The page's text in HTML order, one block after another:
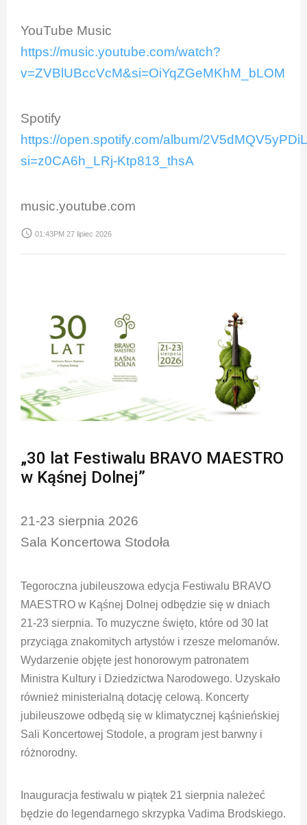
YouTube Music
https://music.youtube.com/watch?
v=ZVBlUBccVcM&si=OiYqZGeMKhM_bLOM
Spotify
https://open.spotify.com/album/
si=z0CA6h_LRj-Ktp813_thsA
music.youtube.com
access_time 01:43PM 27 lipiec 2026
„30 lat Festiwalu BRAVO MAESTRO
w Kąśnej Dolnej”
21-23 sierpnia 2026
Sala Koncertowa Stodoła
Tegoroczna jubileuszowa edycja Festiwalu BRAVO
MAESTRO w Kąśnej Dolnej odbędzie się w dniach
21-23 sierpnia. To muzyczne święto, które od 30 lat
przyciąga znakomitych artystów i rzesze melomanów.
Wydarzenie objęte jest honorowym patronatem
Ministra Kultury i Dziedzictwa Narodowego. Uzyskało
również ministerialną dotację celową. Koncerty
jubileuszowe odbędą się w klimatycznej kąśnieńskiej
Sali Koncertowej Stodole, a program jest barwny i
różnorodny.
Inauguracja festiwalu w piątek 21 sierpnia należeć
będzie do legendarnego skrzypka Vadima Brodskiego.